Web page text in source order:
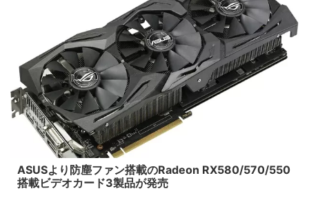
ASUSより防塵ファン搭載のRadeon RX580/570/550
搭載ビデオカード3製品が発売